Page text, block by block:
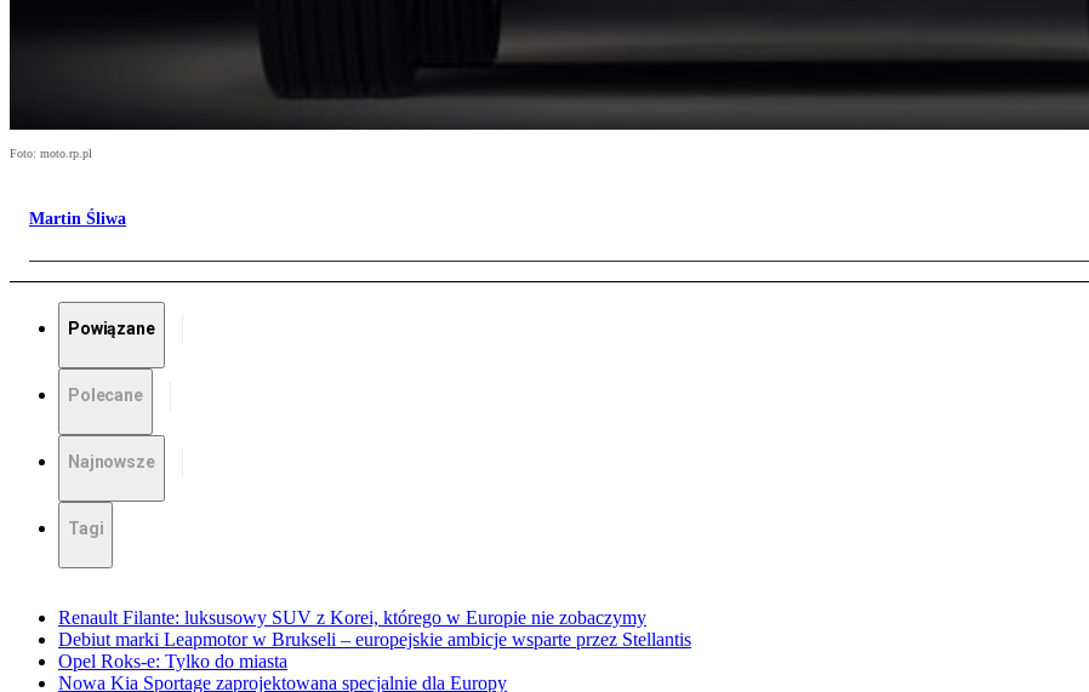
Foto: moto.rp.pl
Martin Śliwa
Powiązane
Polecane
Najnowsze
Tagi
Renault Filante: luksusowy SUV z Korei, którego w Europie nie zobaczymy
Debiut marki Leapmotor w Brukseli – europejskie ambicje wsparte przez Stellantis
Opel Roks-e: Tylko do miasta
Nowa Kia Sportage zaprojektowana specjalnie dla Europy